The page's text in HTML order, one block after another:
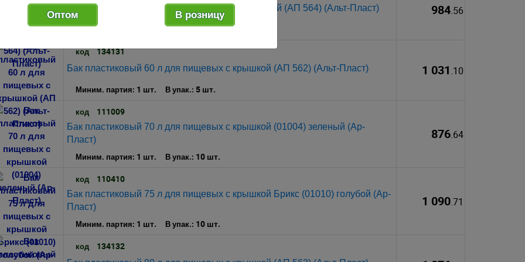
Бак пластиковый 60 л для непищевых с крышкой (АП 564) (Альт-Пласт)
Миним. партия: В упак.:5 шт.
984.56
код 134131
Бак пластиковый 60 л для пищевых с крышкой (АП 562) (Альт-Пласт)
Миним. партия: 1 шт. В упак.: 5 шт.
1 031.10
код 111009
Бак пластиковый 70 л для пищевых с крышкой (01004) зеленый (Ар-
Пласт)
Миним. партия: 1 шт. В упак.: 10 шт.
876.64
код 110410
Бак пластиковый 75 л для пищевых с крышкой Брикс (01010) голубой (Ар-
Пласт)
Миним. партия: 1 шт. В упак.: 10 шт.
1 090.71
код 134132
Оптом В розницу